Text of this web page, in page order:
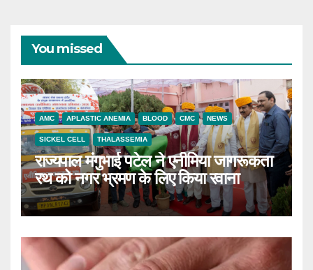
You missed
AMC APLASTIC ANEMIA BLOOD CMC NEWS
SICKEL CELL THALASSEMIA
राज्यपाल मंगुभाई पटेल ने एनीमिया जागरूकता
रथ को नगर भ्रमण के लिए किया रवाना